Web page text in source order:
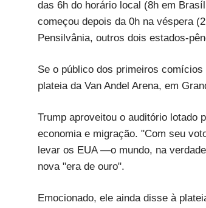
das 6h do horário local (8h em
começou depois da 0h na véspera
Pensilvânia, outros dois estados-
Se o público dos primeiros
plateia da Van Andel Arena, em
Trump aproveitou o auditório lotado
economia e migração. "Com seu
levar os EUA —o mundo, na
nova "era de ouro".
Emocionado, ele ainda disse à